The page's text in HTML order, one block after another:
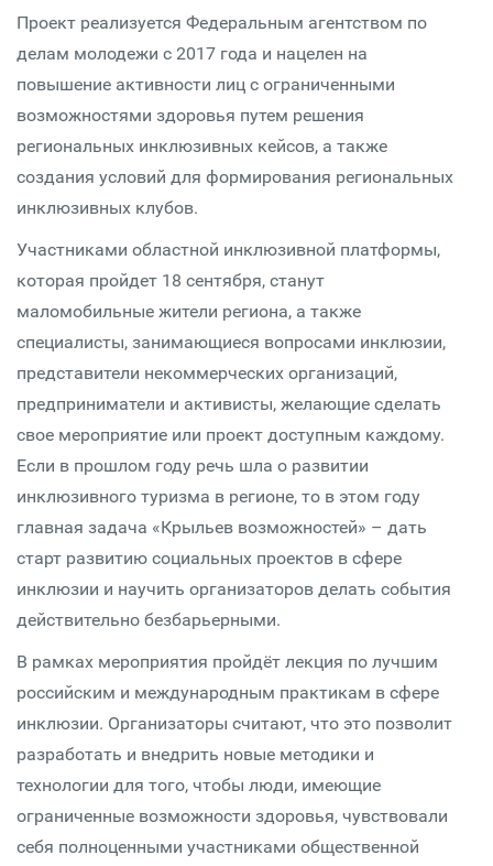
Проект реализуется Федеральным агентством по
делам молодежи с 2017 года и нацелен на
повышение активности лиц с ограниченными
возможностями здоровья путем решения
региональных инклюзивных кейсов, а также
создания условий для формирования региональных
инклюзивных клубов.
Участниками областной инклюзивной платформы,
которая пройдет 18 сентября, станут
маломобильные жители региона, а также
специалисты, занимающиеся вопросами инклюзии,
представители некоммерческих организаций,
предприниматели и активисты, желающие сделать
свое мероприятие или проект доступным каждому.
Если в прошлом году речь шла о развитии
инклюзивного туризма в регионе, то в этом году
главная задача «Крыльев возможностей» – дать
старт развитию социальных проектов в сфере
инклюзии и научить организаторов делать события
действительно безбарьерными.
В рамках мероприятия пройдёт лекция по лучшим
российским и международным практикам в сфере
инклюзии. Организаторы считают, что это позволит
разработать и внедрить новые методики и
технологии для того, чтобы люди, имеющие
ограниченные возможности здоровья, чувствовали
себя полноценными участниками общественной